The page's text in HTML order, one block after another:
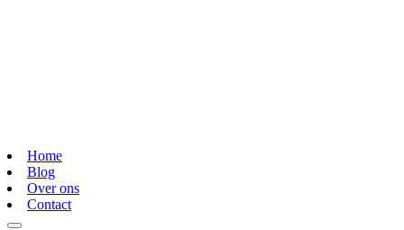
Home
Blog
Over ons
Contact